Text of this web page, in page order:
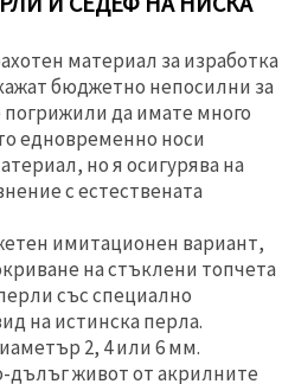
материал за изработка
бюджетно непосилни за
погрижили да имате много
едновременно носи
но я осигурява на
с естествената
имитационен вариант,
на стъклени топчета
със специално
на истинска перла.
2, 4 или 6 мм.
живот от акрилните